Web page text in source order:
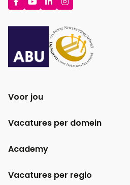
naar
Facebook
naar
YouTube
naar
LinkedIn
naar
Instagram
Voor jou
Vacatures per domein
Academy
Vacatures per regio